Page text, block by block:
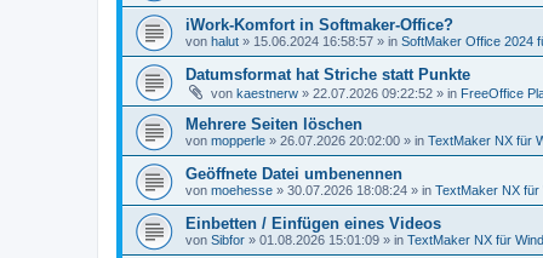
iWork-Komfort in Softmaker-Office?
von halut » 15.06.2024 16:58:57 » in SoftMaker Office 2024
Datumsformat hat Striche statt Punkte
von kaestnerw » 22.07.2026 09:22:52 » in FreeOffice
Mehrere Seiten löschen
von mopperle » 26.07.2026 20:02:00 » in TextMaker NX für
Geöffnete Datei umbenennen
von moehesse » 30.07.2026 18:08:24 » in TextMaker NX für
Einbetten / Einfügen eines Videos
von Sibfor » 01.08.2026 15:01:09 » in TextMaker NX für